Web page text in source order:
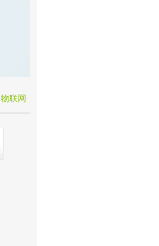
物联网